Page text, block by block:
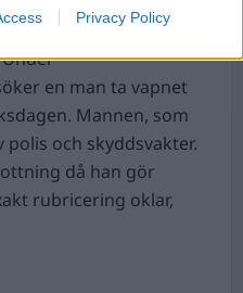
Privacy Policy
– försökte ta
Under
en man ta vapnet
Mannen, som
och skyddsvakter.
då han gör
rubricering oklar,